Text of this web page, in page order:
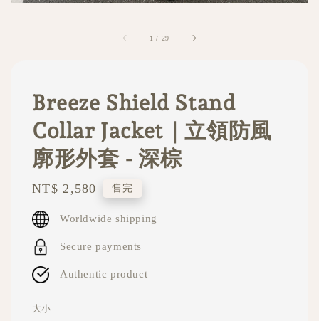
1 / 29
Breeze Shield Stand
Collar Jacket｜立領防風
廓形外套 - 深棕
Regular
price
NT$ 2,580 售完
Worldwide shipping
Secure payments
Authentic product
大小